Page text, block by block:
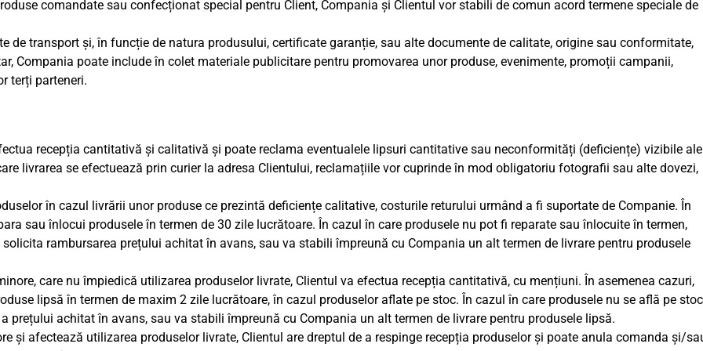
comandate sau confecționat special pentru Client, Compania și Clientul vor stabili de comun acord termene speciale de
de transport și, în funcție de natura produsului, certificate garanție, sau alte documente de calitate, origine sau conformitate,
Compania poate include în colet materiale publicitare pentru promovarea unor produse, evenimente, promoții campanii,
terți parteneri.
recepția cantitativă și calitativă și poate reclama eventualele lipsuri cantitative sau neconformități (deficiențe) vizibile ale
livrarea se efectuează prin curier la adresa Clientului, reclamațiile vor cuprinde în mod obligatoriu fotografii sau alte dovezi,
în cazul livrării unor produse ce prezintă deficiențe calitative, costurile returului urmând a fi suportate de Companie. În
sau înlocui produsele în termen de 30 zile lucrătoare. În cazul în care produsele nu pot fi reparate sau înlocuite în termen,
rambursarea prețului achitat în avans, sau va stabili împreună cu Compania un alt termen de livrare pentru produsele
care nu împiedică utilizarea produselor livrate, Clientul va efectua recepția cantitativă, cu mențiuni. În asemenea cazuri,
lipsă în termen de maxim 2 zile lucrătoare, în cazul produselor aflate pe stoc. În cazul în care produsele nu se află pe
prețului achitat în avans, sau va stabili împreună cu Compania un alt termen de livrare pentru produsele lipsă.
și afectează utilizarea produselor livrate, Clientul are dreptul de a respinge recepția produselor și poate anula comanda și/